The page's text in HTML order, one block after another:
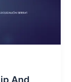
And